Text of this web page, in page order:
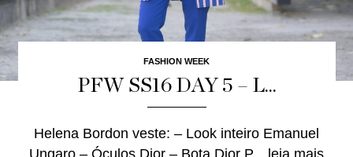
FASHION WEEK
PFW SS16 DAY 5 – L...
Helena Bordon veste: – Look inteiro Emanuel